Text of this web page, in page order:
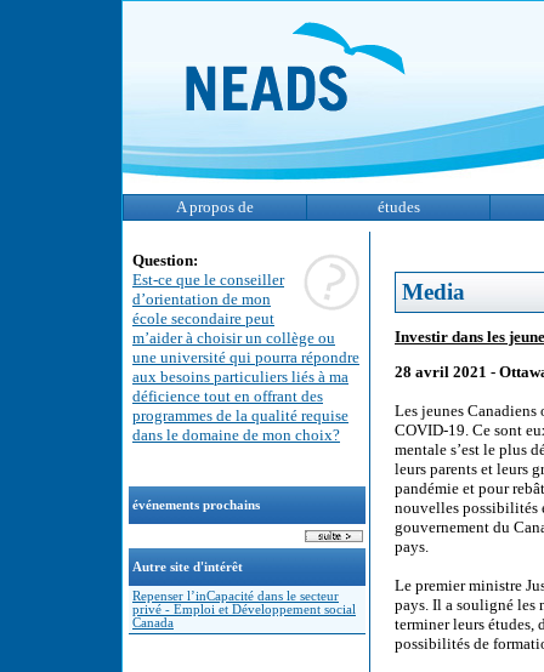
A propos de études
Question:
Est-ce que le conseiller
d’orientation de mon
école secondaire peut
m’aider à choisir un collège ou
une université qui pourra répondre
aux besoins particuliers liés à ma
déficience tout en offrant des
programmes de la qualité requise
dans le domaine de mon choix?
événements prochains
Autre site d'intérêt
Repenser l’inCapacité dans le secteur
privé - Emploi et Développement social
Canada
Media
Investir dans les
28 avril 2021 -
Les jeunes Canadiens
COVID-19. Ce sont
mentale s’est le plus
leurs parents et leurs
pandémie et pour
nouvelles possibilités
gouvernement du
pays.
Le premier ministre
pays. Il a souligné les
terminer leurs études,
possibilités de